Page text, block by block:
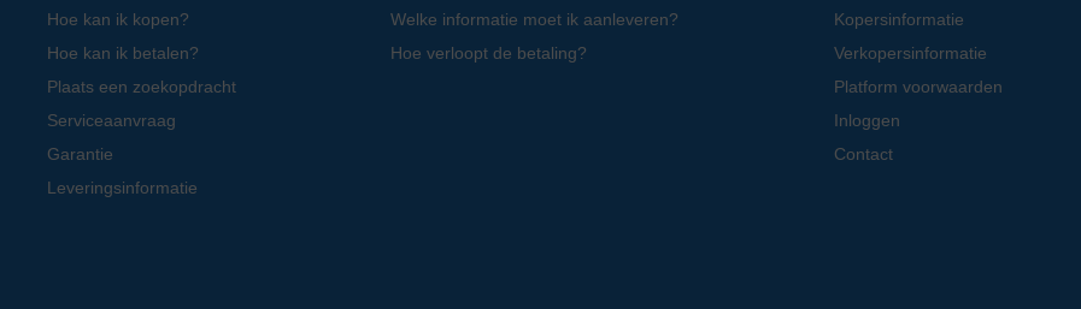
Hoe kan ik kopen?
Hoe kan ik betalen?
Plaats een zoekopdracht
Serviceaanvraag
Garantie
Leveringsinformatie
Welke informatie moet ik aanleveren?
Hoe verloopt de betaling?
Kopersinformatie
Verkopersinformatie
Platform voorwaarden
Inloggen
Contact